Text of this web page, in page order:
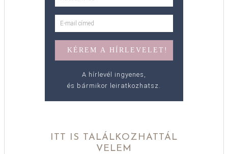
A hírlevél ingyenes,
és bármikor leiratkozhatsz.
ITT IS TALÁLKOZHATTÁL
VELEM